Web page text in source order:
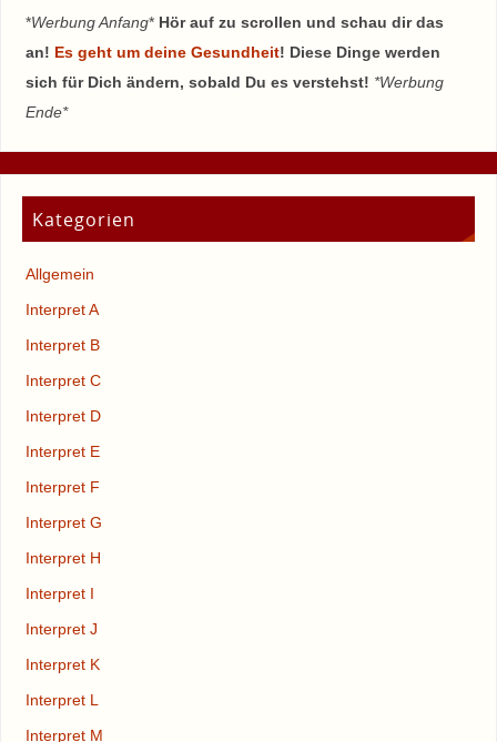
*Werbung Anfang* Hör auf zu scrollen und schau dir das
an! Es geht um deine Gesundheit! Diese Dinge werden
sich für Dich ändern, sobald Du es verstehst! *Werbung
Ende*
Kategorien
Allgemein
Interpret A
Interpret B
Interpret C
Interpret D
Interpret E
Interpret F
Interpret G
Interpret H
Interpret I
Interpret J
Interpret K
Interpret L
Interpret M